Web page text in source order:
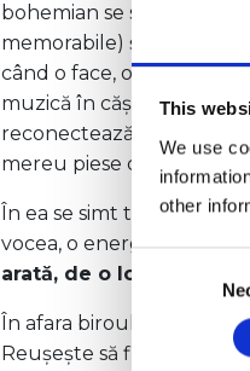
This
We use
other
bohemian se simte și în
memorabile) și în modul
când o face, o face cu
muzică în căști sunt
reconectează cu ea
mereu piese care par
În ea se simt trasăturile
vocea, o energie care nu
arată, de o loialitate
În afara biroului, Sabina
Reușește să fie prezentă